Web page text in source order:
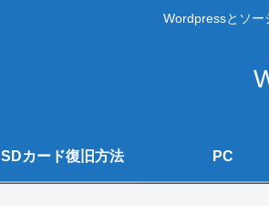
Wordpressとソー
SDカード復旧方法 PC